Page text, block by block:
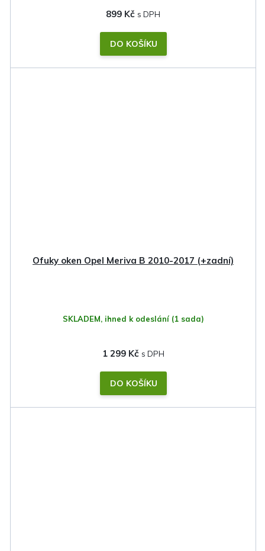
899 Kč
DO KOŠÍKU
Ofuky oken Opel Meriva B 2010-2017 (+zadní)
SKLADEM, ihned k odeslání (1 sada)
1 299 Kč
DO KOŠÍKU